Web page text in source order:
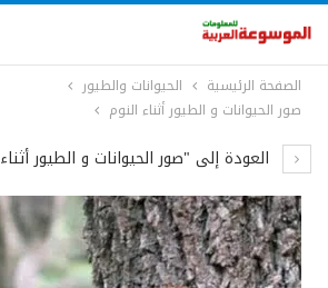
الصفحة الرئيسية
الحيوانات والطيور
صور الحيوانات و الطيور أثناء النوم
العودة إلى "صور الحيوانات و الطيور